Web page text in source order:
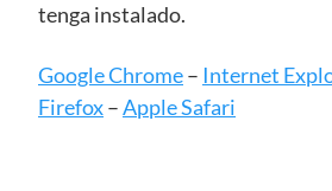
tenga instalado.
Google Chrome– Internet
Firefox–Apple Safari